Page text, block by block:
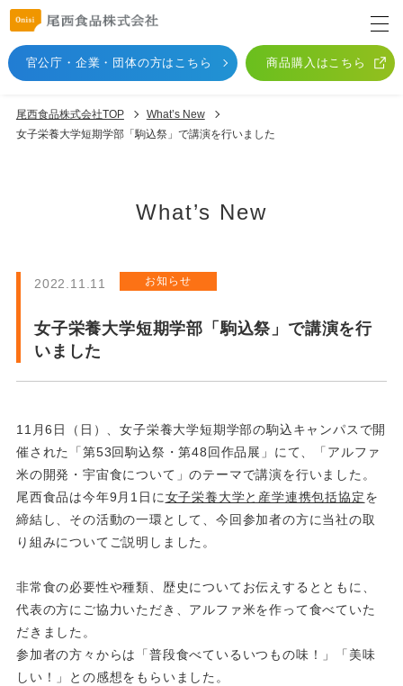
官公庁・企業・団体の方はこちら 商品購入はこちら
尾西食品株式会社TOP
What’s New
女子栄養大学短期学部「駒込祭」で講演を行いました
What’s New
2022.11.11 お知らせ
女子栄養大学短期学部「駒込祭」で講演を行
いました
11月6日（日）、女子栄養大学短期学部の駒込キャンパスで開
催された「第53回駒込祭・第48回作品展」にて、「アルファ
米の開発・宇宙食について」のテーマで講演を行いました。
尾西食品は今年9月1日に女子栄養大学と産学連携包括協定を
締結し、その活動の一環として、今回参加者の方に当社の取
り組みについてご説明しました。
非常食の必要性や種類、歴史についてお伝えするとともに、
代表の方にご協力いただき、アルファ米を作って食べていた
だきました。
参加者の方々からは「普段食べているいつもの味！」「美味
しい！」との感想をもらいました。